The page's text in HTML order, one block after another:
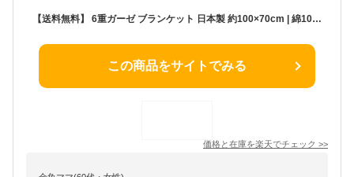
【送料無料】 6重ガーゼ ブランケット 日本製 約100×70cm | 綿100％ ガーゼケット タオルケット コットン 消臭 防臭 ひざ掛け 夏用 ベビー 出産祝い おくるみ プレゼント ギフト 子供 赤ちゃん 膝掛け 洗える 保育園 車椅子 こども園 母の日 敬老の日 父の日
この商品をサイトでみる
価格と在庫を楽天でチェック >>